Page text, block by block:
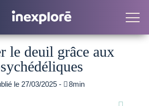
le deuil grâce aux
le 27/03/2025 - 8min